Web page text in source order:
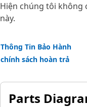
Hiện chúng tôi không
này.
Thông Tin Bảo Hành
chính sách hoàn trả
Parts